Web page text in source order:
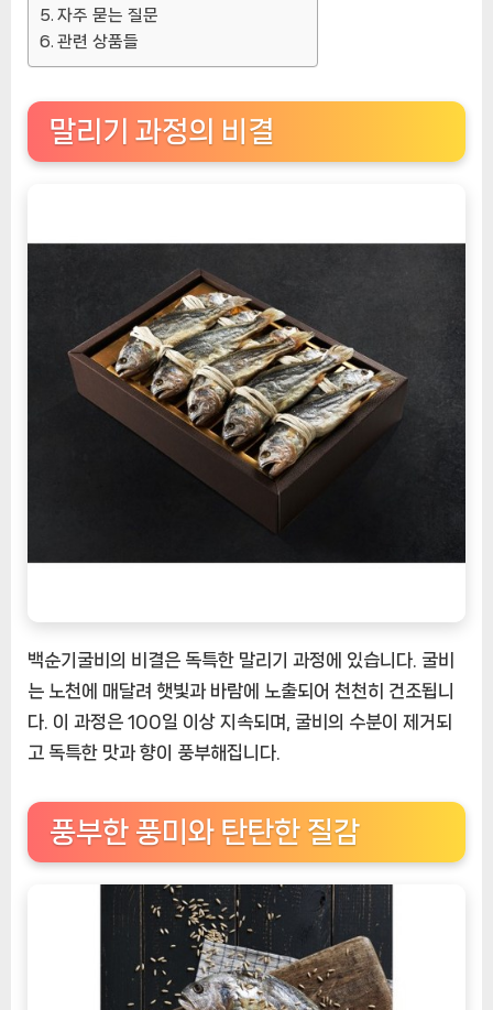
자주 묻는 질문
관련 상품들
말리기 과정의 비결
백순기굴비의 비결은 독특한 말리기 과정에 있습니다. 굴비
는 노천에 매달려 햇빛과 바람에 노출되어 천천히 건조됩니
다. 이 과정은 100일 이상 지속되며, 굴비의 수분이 제거되
고 독특한 맛과 향이 풍부해집니다.
풍부한 풍미와 탄탄한 질감